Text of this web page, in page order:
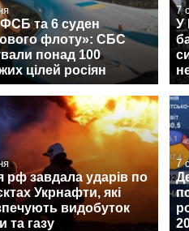
ФСБ та 6 суден
флоту»: СБС
понад 100
цілей росіян
7
У
рф завдала ударів по
Укрнафти, які
видобуток
та газу
7